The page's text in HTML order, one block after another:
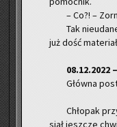
– Co?! –
Tak
już dość
08.12.2022
Głów­na
Chło­pak
siał jesz­cze